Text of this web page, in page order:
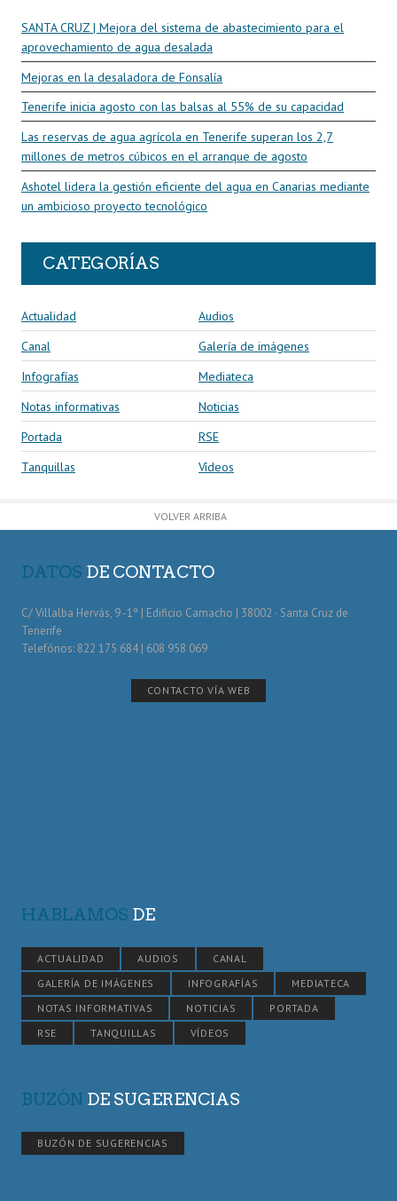
SANTA CRUZ | Mejora del sistema de abastecimiento para el
aprovechamiento de agua desalada
Mejoras en la desaladora de Fonsalía
Tenerife inicia agosto con las balsas al 55% de su capacidad
Las reservas de agua agrícola en Tenerife superan los 2,7
millones de metros cúbicos en el arranque de agosto
Ashotel lidera la gestión eficiente del agua en Canarias mediante
un ambicioso proyecto tecnológico
CATEGORÍAS
Actualidad
Audios
Canal
Galería de imágenes
Infografías
Mediateca
Notas informativas
Noticias
Portada
RSE
Tanquillas
Vídeos
VOLVER ARRIBA
DATOS DE CONTACTO
C/ Villalba Hervás, 9 -1º | Edificio Camacho | 38002 · Santa Cruz de
Tenerife
Telefónos: 822 175 684 | 608 958 069
CONTACTO VÍA WEB
HABLAMOS DE
ACTUALIDAD AUDIOS
CANAL
GALERÍA DE IMÁGENES
INFOGRAFÍAS
MEDIATECA
NOTAS INFORMATIVAS
NOTICIAS
PORTADA
RSE
TANQUILLAS VÍDEOS
BUZÓN DE SUGERENCIAS
BUZÓN DE SUGERENCIAS